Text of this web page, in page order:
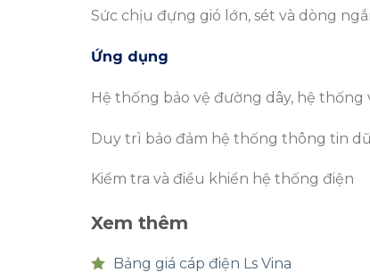
Sức chịu đựng gió lớn, sét và dòng
Ứng dụng
Hệ thống bảo vệ đường dây, hệ
Duy trì bảo đảm hệ thống thông tin
Kiểm tra và điều khiển hệ thống điện
Xem thêm
Bảng giá cáp điện Ls Vina